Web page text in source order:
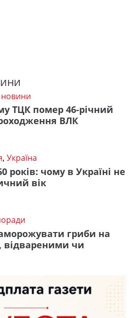
ТЦК помер 46-річний
ВЛК
, Україна
років: чому в Україні не
вік
гриби на
чи